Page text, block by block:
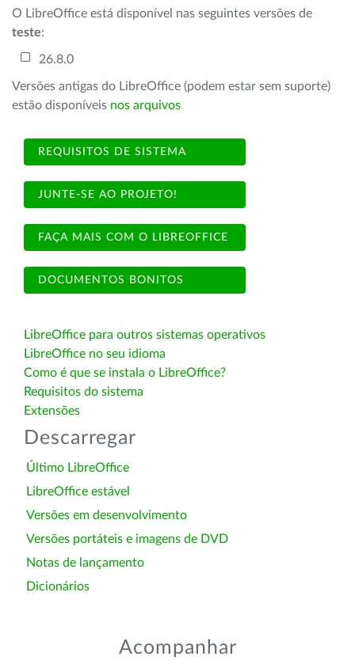
O LibreOffice está disponível nas seguintes versões de
teste:
26.8.0
Versões antigas do LibreOffice (podem estar sem suporte)
estão disponíveis nos arquivos
REQUISITOS DE SISTEMA
JUNTE-SE AO PROJETO!
FAÇA MAIS COM O LIBREOFFICE
DOCUMENTOS BONITOS
LibreOffice para outros sistemas operativos
LibreOffice no seu idioma
Como é que se instala o LibreOffice?
Requisitos do sistema
Extensões
Descarregar
Último LibreOffice
LibreOffice estável
Versões em desenvolvimento
Versões portáteis e imagens de DVD
Notas de lançamento
Dicionários
Acompanhar